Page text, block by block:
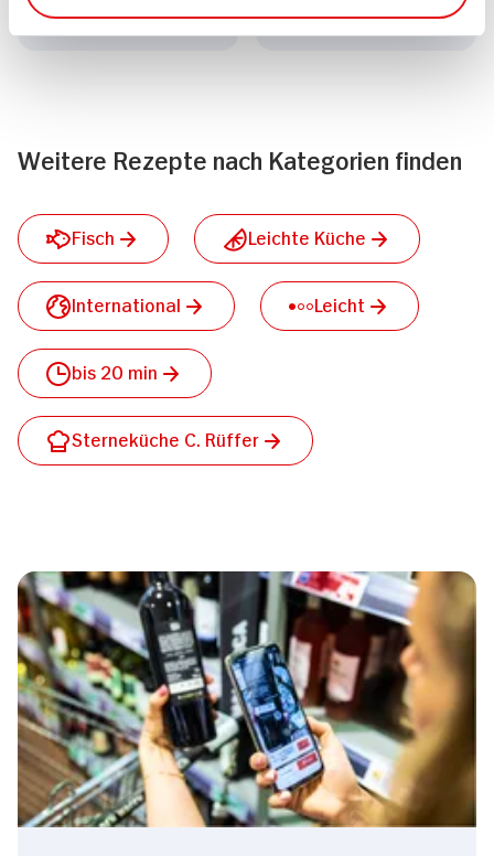
Mittel
Mittel
Weitere Rezepte nach Kategorien finden
Fisch Leichte Küche
International Leicht
bis 20 min
Sterneküche C. Rüffer